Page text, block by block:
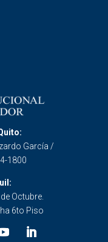
García /
1800
Octubre.
6to Piso